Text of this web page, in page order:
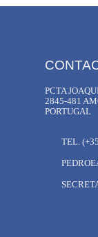
TEL.
PCTA
2845-481
PORTUGAL